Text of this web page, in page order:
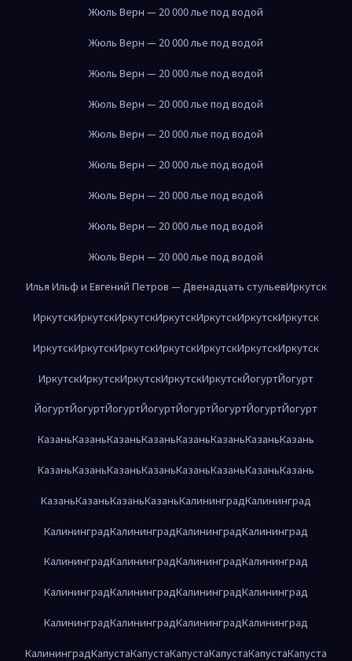
Жюль Верн — 20 000 лье под водой
Жюль Верн — 20 000 лье под водой
Жюль Верн — 20 000 лье под водой
Жюль Верн — 20 000 лье под водой
Жюль Верн — 20 000 лье под водой
Жюль Верн — 20 000 лье под водой
Жюль Верн — 20 000 лье под водой
Жюль Верн — 20 000 лье под водой
Жюль Верн — 20 000 лье под водой
Илья Ильф и Евгений Петров — Двенадцать стульевИркутск
ИркутскИркутскИркутскИркутскИркутскИркутскИркутск
ИркутскИркутскИркутскИркутскИркутскИркутскИркутск
ИркутскИркутскИркутскИркутскИркутскЙогуртЙогурт
ЙогуртЙогуртЙогуртЙогуртЙогуртЙогуртЙогуртЙогурт
КазаньКазаньКазаньКазаньКазаньКазаньКазаньКазань
КазаньКазаньКазаньКазаньКазаньКазаньКазаньКазань
КазаньКазаньКазаньКазаньКалининградКалининград
КалининградКалининградКалининградКалининград
КалининградКалининградКалининградКалининград
КалининградКалининградКалининградКалининград
КалининградКалининградКалининградКалининград
КалининградКапустаКапустаКапустаКапустаКапустаКапуста